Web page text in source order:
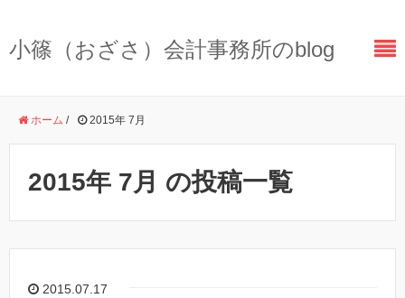
小篠（おざさ）会計事務所のblog
ホーム / 2015年 7月
2015年 7月 の投稿一覧
2015.07.17